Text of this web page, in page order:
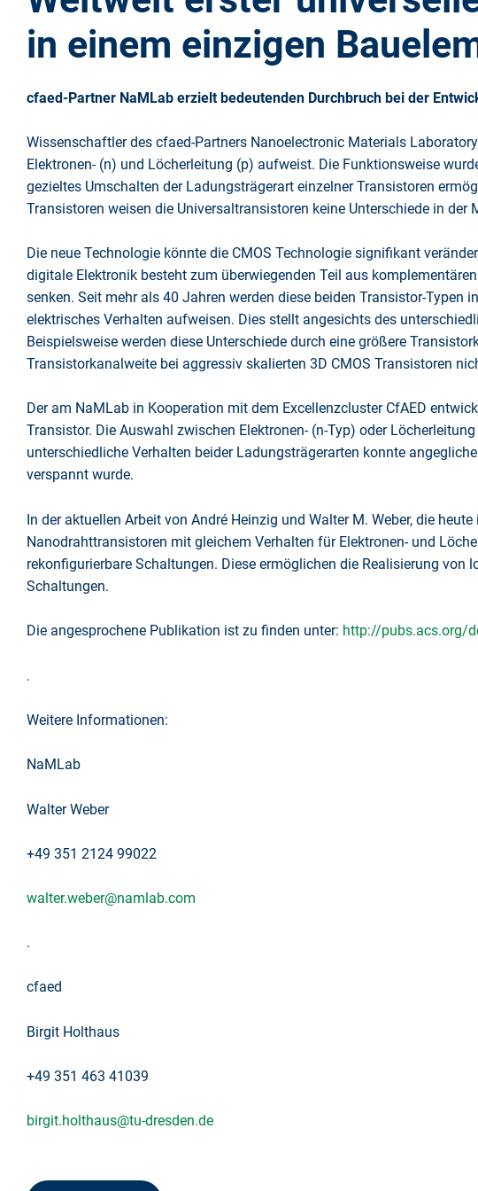
in einem einzigen
cfaed-Partner NaMLab erzielt bedeutenden Durchbruch bei der
Wissenschaftler des cfaed-Partners Nanoelectronic Materials
Elektronen- (n) und Löcherleitung (p) aufweist. Die Funktionsweise
gezieltes Umschalten der Ladungsträgerart einzelner Transistoren
Transistoren weisen die Universaltransistoren keine Unterschiede in
Die neue Technologie könnte die CMOS Technologie signifikant
digitale Elektronik besteht zum überwiegenden Teil aus
senken. Seit mehr als 40 Jahren werden diese beiden Transistor-
elektrisches Verhalten aufweisen. Dies stellt angesichts des
Beispielsweise werden diese Unterschiede durch eine größere
Transistorkanalweite bei aggressiv skalierten 3D CMOS Transistoren
Der am NaMLab in Kooperation mit dem Excellenzcluster CfAED
Transistor. Die Auswahl zwischen Elektronen- (n-Typ) oder
unterschiedliche Verhalten beider Ladungsträgerarten konnte
verspannt wurde.
In der aktuellen Arbeit von André Heinzig und Walter M. Weber, die
Nanodrahttransistoren mit gleichem Verhalten für Elektronen- und
rekonfigurierbare Schaltungen. Diese ermöglichen die Realisierung
Schaltungen.
Die angesprochene Publikation ist zu finden unter: http://pubs.acs.org/
.
Weitere Informationen:
NaMLab
Walter Weber
+49 351 2124 99022
walter.weber@namlab.com
.
cfaed
Birgit Holthaus
+49 351 463 41039
birgit.holthaus@tu-dresden.de